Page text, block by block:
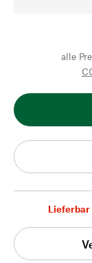
alle
Lieferbar